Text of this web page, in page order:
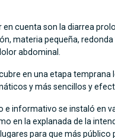
en cuenta son la diarrea
materia pequeña, redonda
abdominal.
en una etapa
y más sencillos y
e informativo se instaló en
en la explanada de la
para que más público